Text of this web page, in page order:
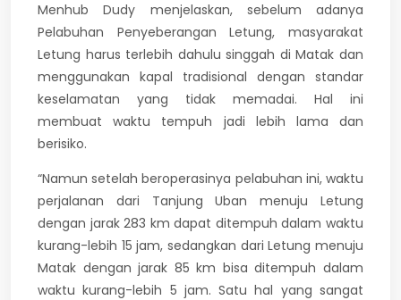
Menhub Dudy menjelaskan, sebelum adanya
Pelabuhan Penyeberangan Letung, masyarakat
Letung harus terlebih dahulu singgah di Matak dan
menggunakan kapal tradisional dengan standar
keselamatan yang tidak memadai. Hal ini
membuat waktu tempuh jadi lebih lama dan
berisiko.
“Namun setelah beroperasinya pelabuhan ini, waktu
perjalanan dari Tanjung Uban menuju Letung
dengan jarak 283 km dapat ditempuh dalam waktu
kurang-lebih 15 jam, sedangkan dari Letung menuju
Matak dengan jarak 85 km bisa ditempuh dalam
waktu kurang-lebih 5 jam. Satu hal yang sangat